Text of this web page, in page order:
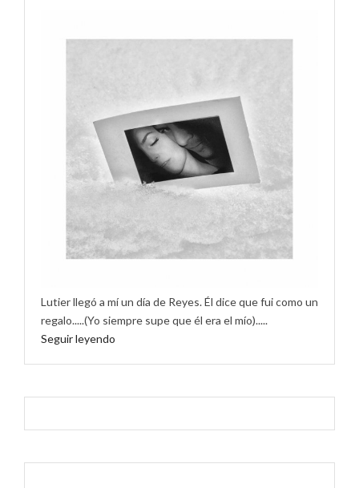
Lutier llegó a mí un día de Reyes. Él dice que fui como un
regalo.....(Yo siempre supe que él era el mío).....
Seguir leyendo